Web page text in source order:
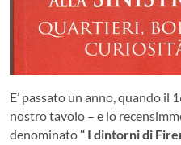
E’ passato un anno, quando il
nostro tavolo – e lo
denominato“ I dintorni di